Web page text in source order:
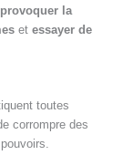
provoquer la
et essayer de
toutes
corrompre des